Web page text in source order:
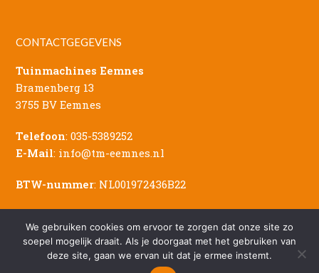
CONTACTGEGEVENS
Tuinmachines Eemnes
Bramenberg 13
3755 BV Eemnes
Telefoon:035-5389252
E-Mail: info@tm-eemnes.nl
BTW-nummer: NL001972436B22
© Copyright - 2026 Tuinmachines Eemnes
We gebruiken cookies om ervoor te zorgen dat onze site zo
soepel mogelijk draait. Als je doorgaat met het gebruiken van
deze site, gaan we ervan uit dat je ermee instemt.